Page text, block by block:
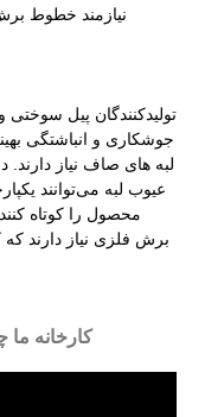
نیازمند خطوط
تولیدکنندگان پیل سوختی
جوشکاری و انباشتگی
لبه های صاف نیاز دارند.
عیوب لبه می‌توانند
محصول را کوتاه
برش فلزی نیاز دارند
کارخانه